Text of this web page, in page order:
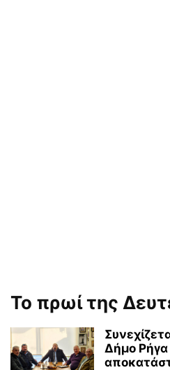
Το πρωί της
Δήμο Ρήγα